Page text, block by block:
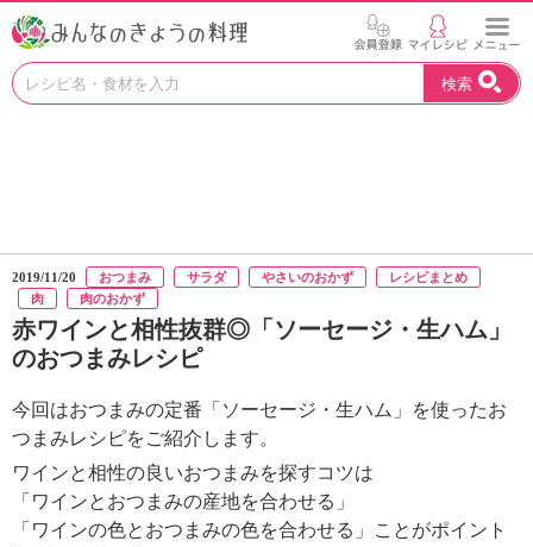
お
つ
よ
N
H
エ
デ
ュ
検索
2019/11/20 おつまみ サラダ やさいのおかず
レシピまとめ
肉
肉のおかず
赤ワインと相性抜群◎「ソーセージ・生ハム」
のおつまみレシピ
今回はおつまみの定番「ソーセージ・生ハム」を使ったお
つまみレシピをご紹介します。
ワインと相性の良いおつまみを探すコツは
「ワインとおつまみの産地を合わせる」
「ワインの色とおつまみの色を合わせる」ことがポイント